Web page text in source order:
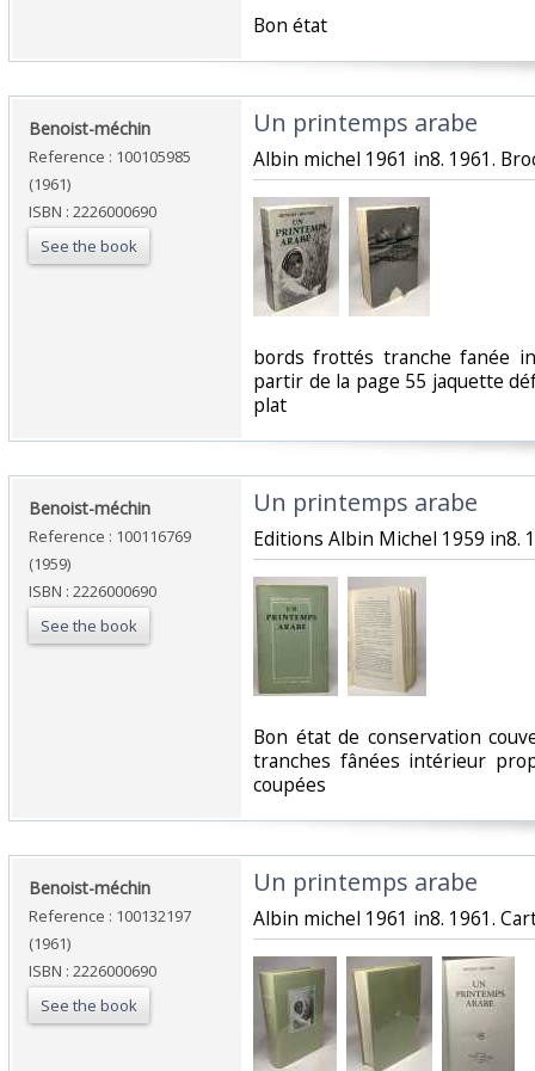
‎Bon état‎
‎Benoist-méchin‎
Reference : 100105985
(1961)
ISBN : 2226000690
See the book
‎Un printemps arabe‎
‎Albin michel 1961 in8. 1961.
‎bords frottés tranche fanée
partir de la page 55 jaquette
plat‎
‎Benoist-méchin‎
Reference : 100116769
(1959)
ISBN : 2226000690
See the book
‎Un printemps arabe‎
‎Editions Albin Michel 1959 in8.
‎Bon état de conservation
tranches fânées intérieur
coupées‎
‎Benoist-méchin‎
Reference : 100132197
(1961)
ISBN : 2226000690
See the book
‎Un printemps arabe‎
‎Albin michel 1961 in8. 1961.